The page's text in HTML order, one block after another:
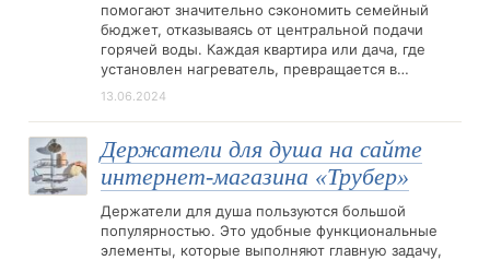
помогают значительно сэкономить семейный
бюджет, отказываясь от центральной подачи
горячей воды. Каждая квартира или дача, где
установлен нагреватель, превращается в…
13.06.2024
Держатели для душа на сайте
интернет-магазина «Трубер»
Держатели для душа пользуются большой
популярностью. Это удобные функциональные
элементы, которые выполняют главную задачу,